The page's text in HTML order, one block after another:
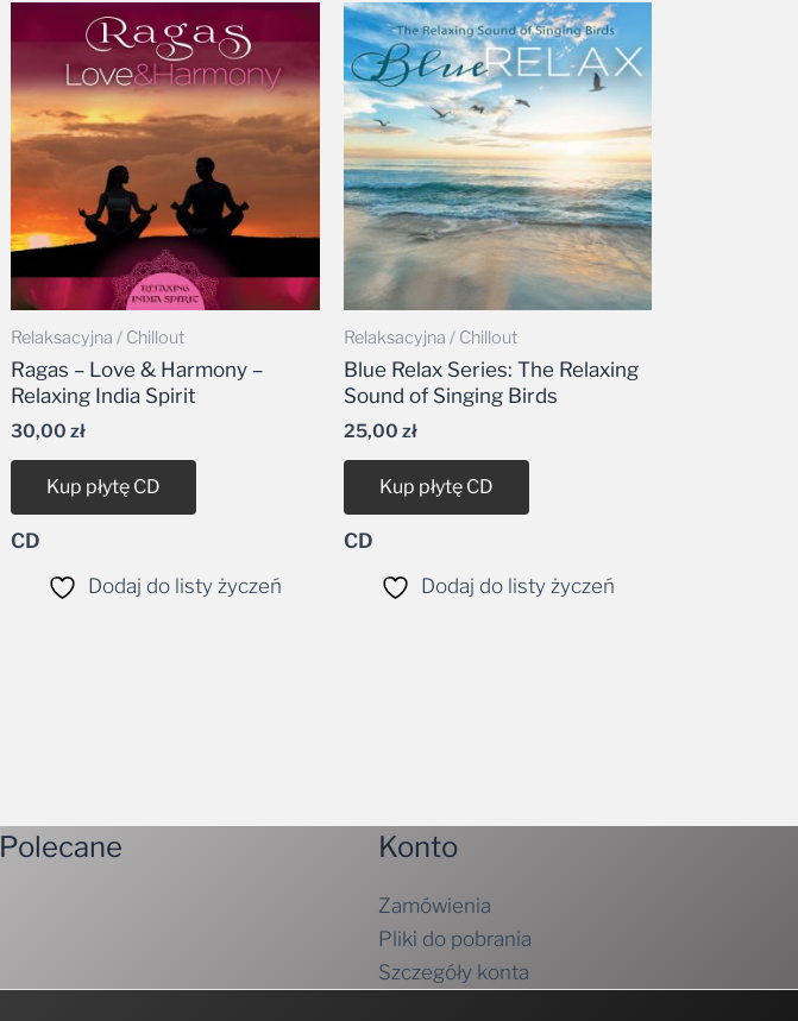
Relaksacyjna / Chillout
Ragas – Love & Harmony –
Relaxing India Spirit
30,00 zł
Kup płytę CD
CD
Dodaj do listy życzeń
Relaksacyjna / Chillout
Blue Relax Series: The Relaxing
Sound of Singing Birds
25,00 zł
Kup płytę CD
CD
Dodaj do listy życzeń
Polecane Konto
Zamówienia
Pliki do pobrania
Szczegóły konta